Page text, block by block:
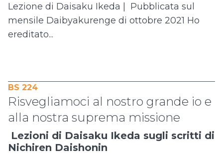
Lezione di Daisaku Ikeda | Pubblicata sul
mensile Daibyakurenge di ottobre 2021 Ho
ereditato...
BS 224
Risvegliamoci al nostro grande io e
alla nostra suprema missione
Lezioni di Daisaku Ikeda sugli scritti di
Nichiren Daishonin